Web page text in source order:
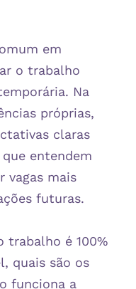
em
o trabalho
Na
próprias,
claras
entendem
vagas mais
futuras.
trabalho é 100%
quais são os
funciona a